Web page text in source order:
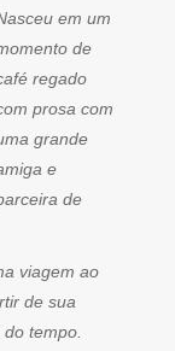
em um
de
regado
prosa com
grande
e
de
viagem ao
de sua
tempo.